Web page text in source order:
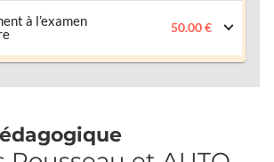
à l’examen
50.00 €